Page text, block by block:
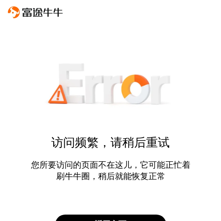
访问频繁，请稍后重试
您所要访问的页面不在这儿，它可能正忙着
刷牛牛圈，稍后就能恢复正常